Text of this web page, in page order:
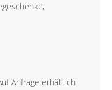
Anfrage erhältlich